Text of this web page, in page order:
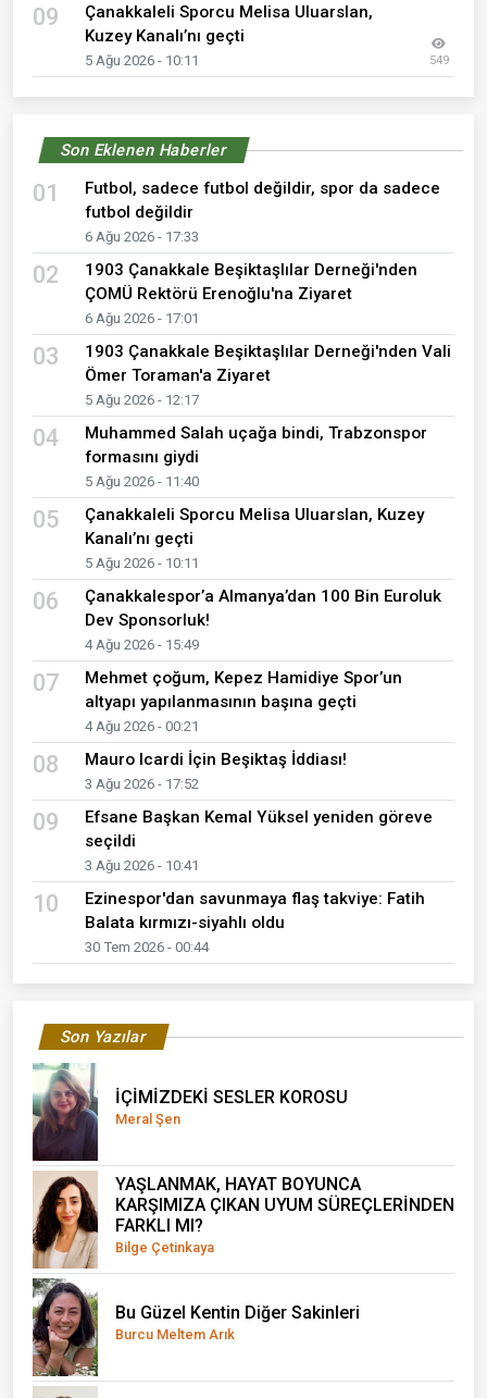
09
Çanakkaleli Sporcu Melisa Uluarslan,
Kuzey Kanalı’nı geçti
5 Ağu 2026 - 10:11 549
Son Eklenen Haberler
01
Futbol, sadece futbol değildir, spor da sadece
futbol değildir
6 Ağu 2026 - 17:33
02
1903 Çanakkale Beşiktaşlılar Derneği'nden
ÇOMÜ Rektörü Erenoğlu'na Ziyaret
6 Ağu 2026 - 17:01
03
1903 Çanakkale Beşiktaşlılar Derneği'nden Vali
Ömer Toraman'a Ziyaret
5 Ağu 2026 - 12:17
04
Muhammed Salah uçağa bindi, Trabzonspor
formasını giydi
5 Ağu 2026 - 11:40
05
Çanakkaleli Sporcu Melisa Uluarslan, Kuzey
Kanalı’nı geçti
5 Ağu 2026 - 10:11
06
Çanakkalespor’a Almanya’dan 100 Bin Euroluk
Dev Sponsorluk!
4 Ağu 2026 - 15:49
07
Mehmet çoğum, Kepez Hamidiye Spor’un
altyapı yapılanmasının başına geçti
4 Ağu 2026 - 00:21
08 Mauro Icardi İçin Beşiktaş İddiası!
3 Ağu 2026 - 17:52
09
Efsane Başkan Kemal Yüksel yeniden göreve
seçildi
3 Ağu 2026 - 10:41
10
Ezinespor'dan savunmaya flaş takviye: Fatih
Balata kırmızı-siyahlı oldu
30 Tem 2026 - 00:44
Son Yazılar
İÇİMİZDEKİ SESLER KOROSU
Meral Şen
YAŞLANMAK, HAYAT BOYUNCA
KARŞIMIZA ÇIKAN UYUM SÜREÇLERİNDEN
FARKLI MI?
Bilge Çetinkaya
Bu Güzel Kentin Diğer Sakinleri
Burcu Meltem Arık